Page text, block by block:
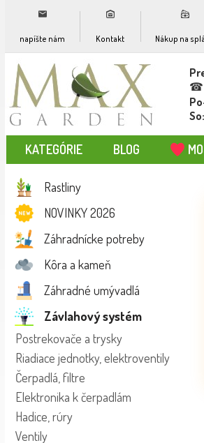
napíšte nám Kontakt Nákup na
☎
So:
KATEGÓRIE BLOG
Rastliny
NOVINKY 2026
Záhradnícke potreby
Kôra a kameň
Záhradné umývadlá
Závlahový systém
Postrekovače a trysky
Riadiace jednotky, elektroventily
Čerpadlá, filtre
Elektronika k čerpadlám
Hadice, rúry
Ventily